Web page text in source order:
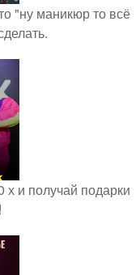
"ну маникюр то всё
х и получай подарки